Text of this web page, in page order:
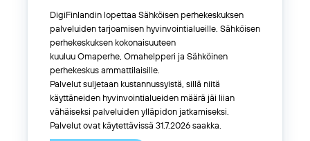
DigiFinlandin lopettaa Sähköisen perhekeskuksen
palveluiden tarjoamisen hyvinvointialueille. Sähköisen
perhekeskuksen kokonaisuuteen
kuuluu Omaperhe, Omahelpperi ja Sähköinen
perhekeskus ammattilaisille.
Palvelut suljetaan kustannussyistä, sillä niitä
käyttäneiden hyvinvointialueiden määrä jäi liian
vähäiseksi palveluiden ylläpidon jatkamiseksi.
Palvelut ovat käytettävissä 31.7.2026 saakka.